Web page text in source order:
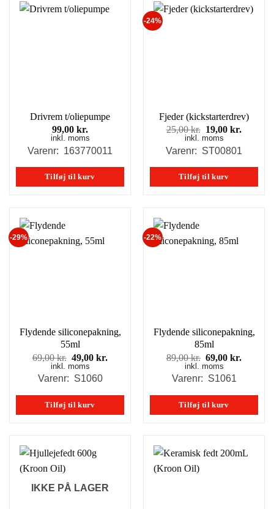
Drivrem t/oliepumpe
99,00 kr.
inkl. moms
Varenr: 163770011
Tilføj til kurv
-24%
Fjeder (kickstarterdrev)
25,00kr. Den
oprindelige
pris
25,00 kr..
19,00kr.
19,00
inkl. moms
Varenr: ST00801
Tilføj til kurv
-29%
Flydende siliconepakning,
55ml
69,00kr. Den
oprindelige
pris
69,00 kr..
49,00kr.
49,00 kr..
inkl. moms
Varenr: S1060
Tilføj til kurv
-22%
Flydende siliconepakning,
85ml
89,00kr. Den
oprindelige
pris
89,00 kr..
69,00kr.
69,00
inkl. moms
Varenr: S1061
Tilføj til kurv
IKKE PÅ LAGER